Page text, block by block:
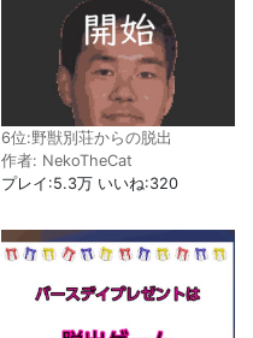
6位:野獣別荘からの脱出
作者: NekoTheCat
プレイ:5.3万 いいね:320